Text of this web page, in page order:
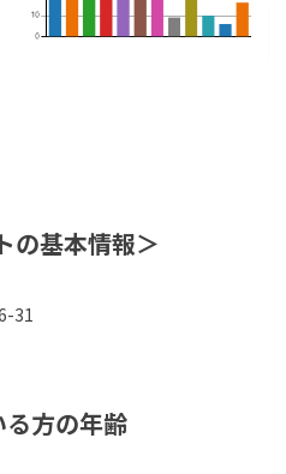
の基本情報＞
31
る方の年齢